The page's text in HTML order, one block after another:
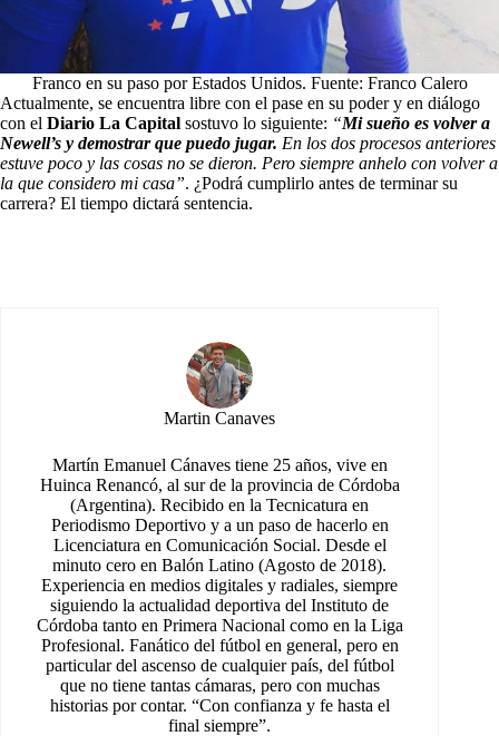
Franco en su paso por Estados Unidos. Fuente: Franco Calero
Actualmente, se encuentra libre con el pase en su poder y en diálogo
con el Diario La Capital sostuvo lo siguiente: “Mi sueño es volver a
Newell’s y demostrar que puedo jugar. En los dos procesos anteriores
estuve poco y las cosas no se dieron. Pero siempre anhelo con volver a
la que considero mi casa”. ¿Podrá cumplirlo antes de terminar su
carrera? El tiempo dictará sentencia.
Martin Canaves
Martín Emanuel Cánaves tiene 25 años, vive en
Huinca Renancó, al sur de la provincia de Córdoba
(Argentina). Recibido en la Tecnicatura en
Periodismo Deportivo y a un paso de hacerlo en
Licenciatura en Comunicación Social. Desde el
minuto cero en Balón Latino (Agosto de 2018).
Experiencia en medios digitales y radiales, siempre
siguiendo la actualidad deportiva del Instituto de
Córdoba tanto en Primera Nacional como en la Liga
Profesional. Fanático del fútbol en general, pero en
particular del ascenso de cualquier país, del fútbol
que no tiene tantas cámaras, pero con muchas
historias por contar. “Con confianza y fe hasta el
final siempre”.